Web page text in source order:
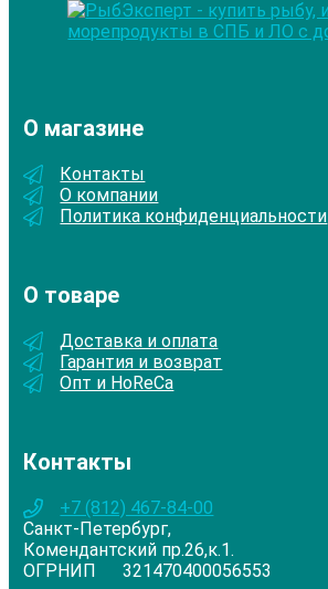
О магазине
Контакты
О компании
Политика конфиденциальности
О товаре
Доставка и оплата
Гарантия и возврат
Опт и HoReCa
Контакты
+7 (812) 467-84-00
Санкт-Петербург,
Комендантский пр.26,к.1.
ОГРНИП 321470400056553